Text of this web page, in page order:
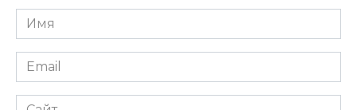
Имя
*
Email
*
Сайт